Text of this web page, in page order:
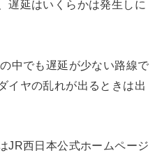
遅延はいくらかは発生しに
中でも遅延が少ない路線で
イヤの乱れが出るときは出
JR西日本公式ホームページ